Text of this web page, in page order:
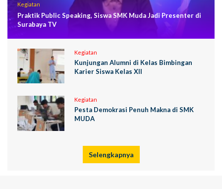
Kegiatan
Praktik Public Speaking, Siswa SMK Muda Jadi Presenter di
Surabaya TV
Kegiatan
Kunjungan Alumni di Kelas Bimbingan
Karier Siswa Kelas XII
Kegiatan
Pesta Demokrasi Penuh Makna di SMK
MUDA
Selengkapnya